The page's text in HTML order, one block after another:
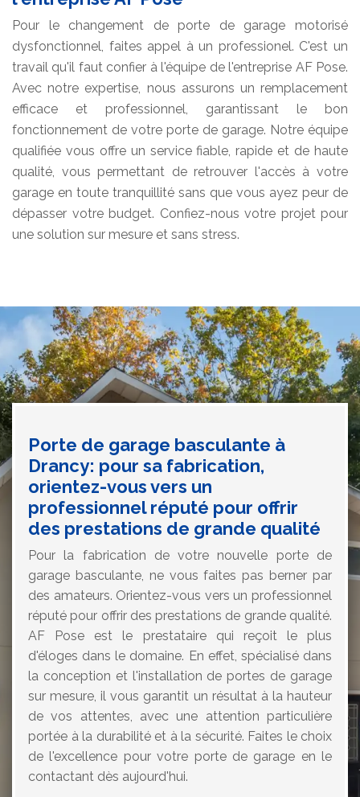
Pour le changement de porte de garage motorisé
dysfonctionnel, faites appel à un professionel. C'est un
travail qu'il faut confier à l'équipe de l'entreprise AF Pose.
Avec notre expertise, nous assurons un remplacement
efficace et professionnel, garantissant le bon
fonctionnement de votre porte de garage. Notre équipe
qualifiée vous offre un service fiable, rapide et de haute
qualité, vous permettant de retrouver l'accès à votre
garage en toute tranquillité sans que vous ayez peur de
dépasser votre budget. Confiez-nous votre projet pour
une solution sur mesure et sans stress.
Porte de garage basculante à
Drancy: pour sa fabrication,
orientez-vous vers un
professionnel réputé pour offrir
des prestations de grande qualité
Pour la fabrication de votre nouvelle porte de
garage basculante, ne vous faites pas berner par
des amateurs. Orientez-vous vers un professionnel
réputé pour offrir des prestations de grande qualité.
AF Pose est le prestataire qui reçoit le plus
d'éloges dans le domaine. En effet, spécialisé dans
la conception et l'installation de portes de garage
sur mesure, il vous garantit un résultat à la hauteur
de vos attentes, avec une attention particulière
portée à la durabilité et à la sécurité. Faites le choix
de l'excellence pour votre porte de garage en le
contactant dès aujourd'hui.